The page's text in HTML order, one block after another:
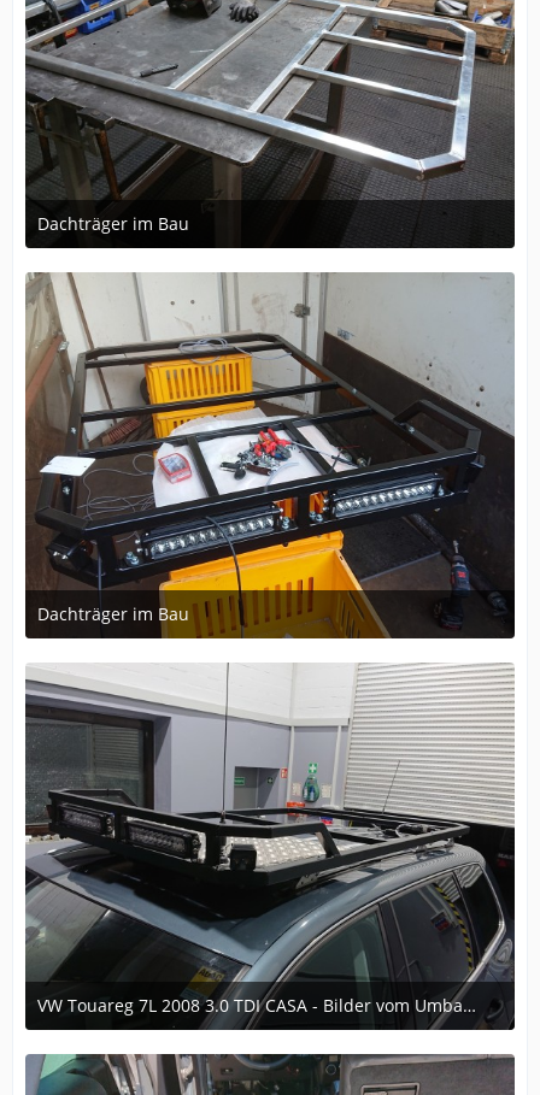
Dachträger im Bau
8. Dezember 2024 um 10:42
Dachträger im Bau
8. Dezember 2024 um 10:42
VW Touareg 7L 2008 3.0 TDI CASA - Bilder vom Umbau im laufe der Zeit
6. Dezember 2024 um 16:35